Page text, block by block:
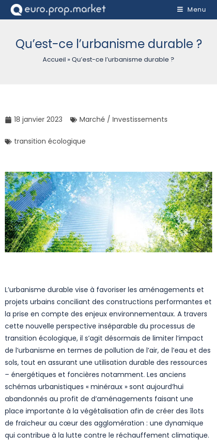
Menu
Qu’est-ce l’urbanisme durable ?
Accueil »Qu’est-ce l’urbanisme durable ?
18 janvier 2023 Marché / Investissements
transition écologique
L’urbanisme durable vise à favoriser les aménagements et
projets urbains conciliant des constructions performantes et
la prise en compte des enjeux environnementaux. A travers
cette nouvelle perspective inséparable du processus de
transition écologique, il s’agit désormais de limiter l’impact
de l’urbanisme en termes de pollution de l’air, de l’eau et des
sols, tout en assurant une utilisation durable des ressources
– énergétiques et foncières notamment. Les anciens
schémas urbanistiques « minéraux » sont aujourd’hui
abandonnés au profit de d’aménagements faisant une
place importante à la végétalisation afin de créer des îlots
de fraicheur au cœur des agglomération : une dynamique
qui contribue à la lutte contre le réchauffement climatique.